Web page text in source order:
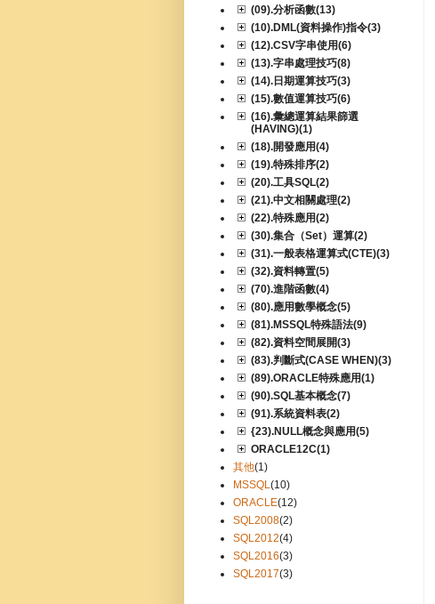
(09).分析函數(13)
(10).DML(資料操作)指令(3)
(12).CSV字串使用(6)
(13).字串處理技巧(8)
(14).日期運算技巧(3)
(15).數值運算技巧(6)
(16).彙總運算結果篩選
(HAVING)(1)
(18).開發應用(4)
(19).特殊排序(2)
(20).工具SQL(2)
(21).中文相關處理(2)
(22).特殊應用(2)
(30).集合（Set）運算(2)
(31).一般表格運算式(CTE)(3)
(32).資料轉置(5)
(70).進階函數(4)
(80).應用數學概念(5)
(81).MSSQL特殊語法(9)
(82).資料空間展開(3)
(83).判斷式(CASE WHEN)(3)
(89).ORACLE特殊應用(1)
(90).SQL基本概念(7)
(91).系統資料表(2)
{23).NULL概念與應用(5)
ORACLE12C(1)
其他(1)
MSSQL(10)
ORACLE(12)
SQL2008(2)
SQL2012(4)
SQL2016(3)
SQL2017(3)